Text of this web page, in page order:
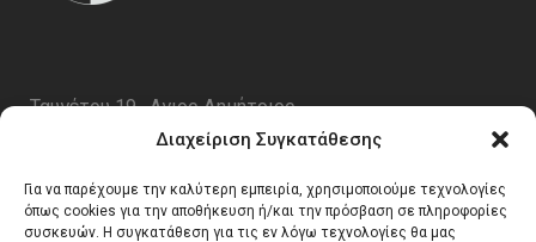
Διαχείριση Συγκατάθεσης
Για να παρέχουμε την καλύτερη εμπειρία, χρησιμοποιούμε τεχνολογίες
όπως cookies για την αποθήκευση ή/και την πρόσβαση σε πληροφορίες
συσκευών. Η συγκατάθεση για τις εν λόγω τεχνολογίες θα μας
Ταυγέτου 19 , Αγιος Δημήτριος
email:info@generalmusic.gr